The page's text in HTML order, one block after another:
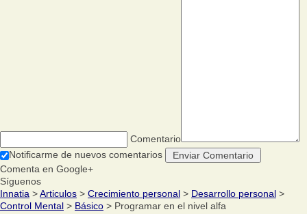
Comentario
Notificarme de nuevos comentarios
Comenta en Google+
Síguenos
Innatia >Articulos > Crecimiento personal > Desarrollo personal >
Control Mental > Básico > Programar en el nivel alfa